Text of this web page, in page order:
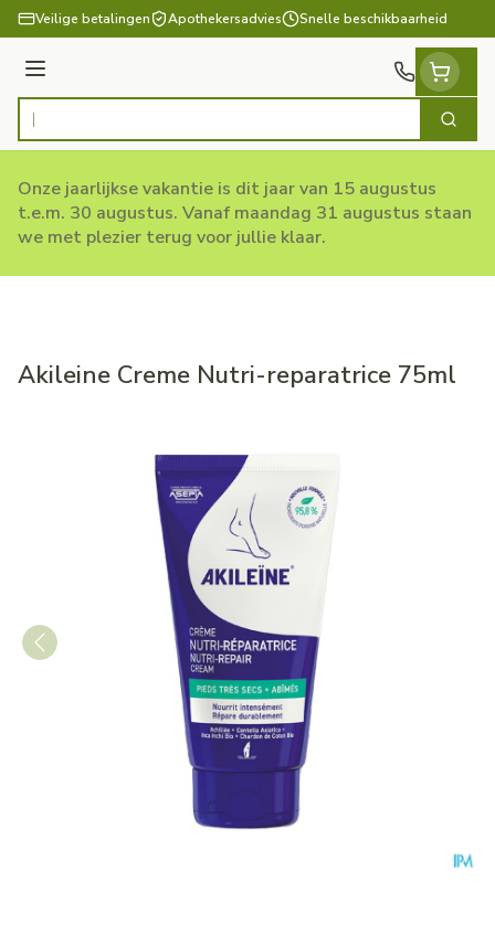
Ga naar de inhoud
Veilige betalingen Apothekersadvies Snelle beschikbaarheid
Menu
Product, merk, categorie... Zoek
Onze jaarlijkse vakantie is dit jaar van 15 augustus
t.e.m. 30 augustus. Vanaf maandag 31 augustus staan
we met plezier terug voor jullie klaar.
Akileine Creme Nutri-reparatrice 75ml